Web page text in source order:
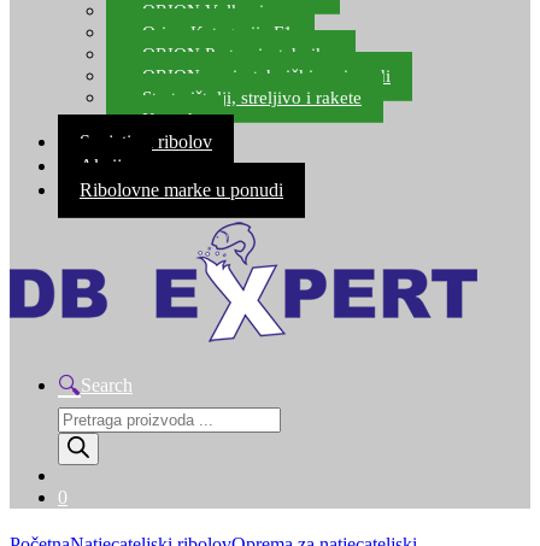
ORION Vulkani
Orion Kategorija F1
ORION Party pirotehnika
ORION nepirotehnički proizvodi
Start pištolji, streljivo i rakete
Kontakt
Savjeti za ribolov
Akcija
Ribolovne marke u ponudi
Search
Products
search
0